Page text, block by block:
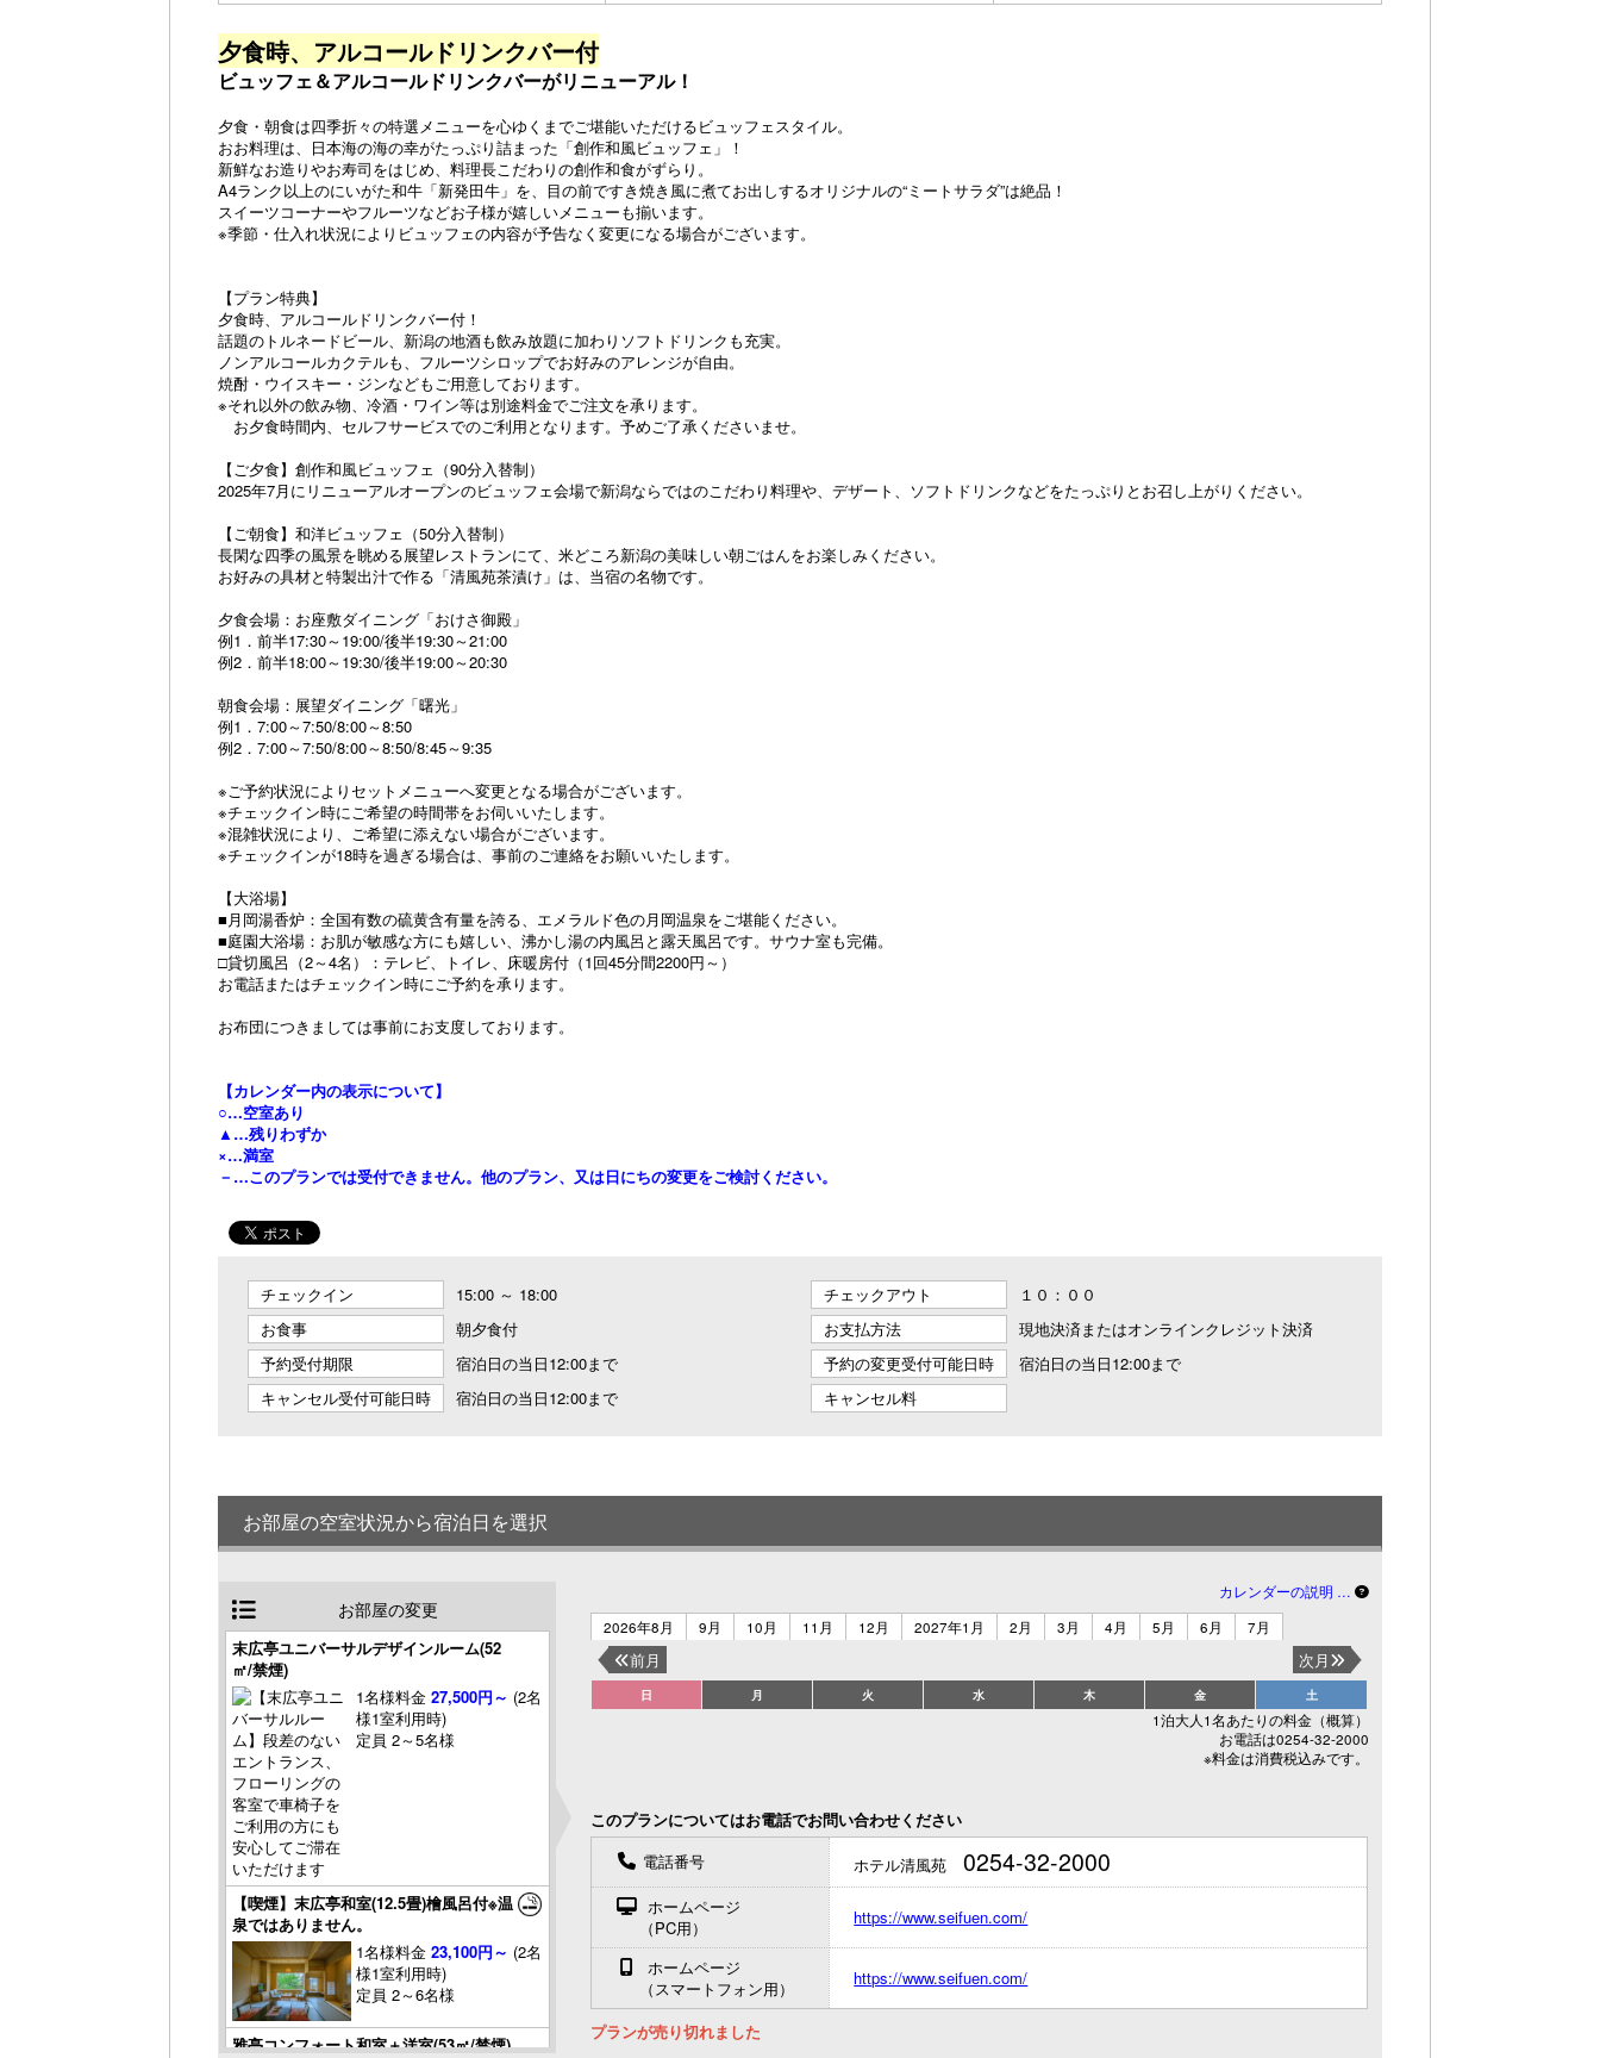
夕食時、アルコールドリンクバー付
ビュッフェ＆アルコールドリンクバーがリニューアル！
夕食・朝食は四季折々の特選メニューを心ゆくまでご堪能いただけるビュッフェスタイル。
おお料理は、日本海の海の幸がたっぷり詰まった「創作和風ビュッフェ」！
新鮮なお造りやお寿司をはじめ、料理長こだわりの創作和食がずらり。
A4ランク以上のにいがた和牛「新発田牛」を、目の前ですき焼き風に煮てお出しするオリジナルの“ミートサラダ”は絶品！
スイーツコーナーやフルーツなどお子様が嬉しいメニューも揃います。
※季節・仕入れ状況によりビュッフェの内容が予告なく変更になる場合がございます。
【プラン特典】
夕食時、アルコールドリンクバー付！
話題のトルネードビール、新潟の地酒も飲み放題に加わりソフトドリンクも充実。
ノンアルコールカクテルも、フルーツシロップでお好みのアレンジが自由。
焼酎・ウイスキー・ジンなどもご用意しております。
※それ以外の飲み物、冷酒・ワイン等は別途料金でご注文を承ります。
お夕食時間内、セルフサービスでのご利用となります。予めご了承くださいませ。
【ご夕食】創作和風ビュッフェ（90分入替制）
2025年7月にリニューアルオープンのビュッフェ会場で新潟ならではのこだわり料理や、デザート、ソフトドリンクなどをたっぷりとお召し上がりください。
【ご朝食】和洋ビュッフェ（50分入替制）
長閑な四季の風景を眺める展望レストランにて、米どころ新潟の美味しい朝ごはんをお楽しみください。
お好みの具材と特製出汁で作る「清風苑茶漬け」は、当宿の名物です。
夕食会場：お座敷ダイニング「おけさ御殿」
例1．前半17:30～19:00/後半19:30～21:00
例2．前半18:00～19:30/後半19:00～20:30
朝食会場：展望ダイニング「曙光」
例1．7:00～7:50/8:00～8:50
例2．7:00～7:50/8:00～8:50/8:45～9:35
※ご予約状況によりセットメニューへ変更となる場合がございます。
※チェックイン時にご希望の時間帯をお伺いいたします。
※混雑状況により、ご希望に添えない場合がございます。
※チェックインが18時を過ぎる場合は、事前のご連絡をお願いいたします。
【大浴場】
■月岡湯香炉：全国有数の硫黄含有量を誇る、エメラルド色の月岡温泉をご堪能ください。
■庭園大浴場：お肌が敏感な方にも嬉しい、沸かし湯の内風呂と露天風呂です。サウナ室も完備。
□貸切風呂（2～4名）：テレビ、トイレ、床暖房付（1回45分間2200円～）
お電話またはチェックイン時にご予約を承ります。
お布団につきましては事前にお支度しております。
【カレンダー内の表示について】
○…空室あり
▲…残りわずか
×…満室
－…このプランでは受付できません。他のプラン、又は日にちの変更をご検討ください。
チェックイン 15:00 ～ 18:00 チェックアウト
１０：００
お食事
朝夕食付 お支払方法
現地決済またはオンラインクレジット決済
予約受付期限
宿泊日の当日12:00まで 予約の変更受付可能日時
宿泊日の当日12:00まで
キャンセル受付可能日時
宿泊日の当日12:00まで キャンセル料
お部屋の空室状況から宿泊日を選択
お部屋の変更
末広亭ユニバーサルデザインルーム(52
㎡/禁煙)
1名様料金27,500円～ (2名
様1室利用時)
定員 2～5名様
【喫煙】末広亭和室(12.5畳)檜風呂付※温
泉ではありません。
1名様料金23,100円～ (2名
様1室利用時)
定員 2～6名様
雅亭コンフォート和室＋洋室(53㎡/禁煙)
カレンダーの説明 …
2026年8月
9月 10月 11月 12月 2027年1月 2月 3月 4月 5月 6月 7月
前月 次月
日 月 火 水 木 金 土
1泊大人1名あたりの料金（概算）
お電話は0254-32-2000
※料金は消費税込みです。
このプランについてはお電話でお問い合わせください
電話番号
ホテル清風苑 0254-32-2000
ホームページ
（PC用）
https://www.seifuen.com/
ホームページ
（スマートフォン用）
https://www.seifuen.com/
プランが売り切れました